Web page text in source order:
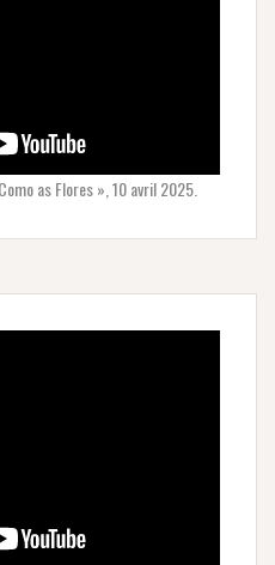
as Flores », 10 avril 2025.